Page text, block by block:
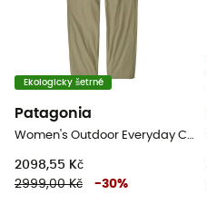
Ekologicky šetrné
Patagonia
Women's Outdoor Everyday Cargo Pants - Dámské turistické kalhoty
2098,55 Kč
2999,00 Kč
-30%